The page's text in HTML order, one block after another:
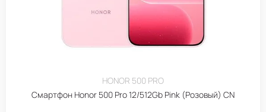
HONOR 500 PRO
Смартфон Honor 500 Pro 12/512Gb Pink (Розовый) CN